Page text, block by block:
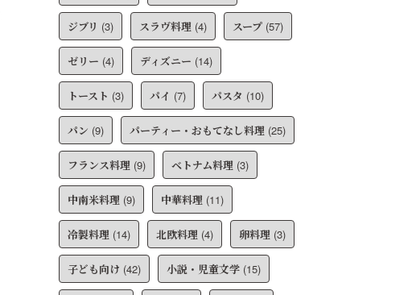
ジブリ (3) スラヴ料理 (4) スープ (57)
ゼリー (4) ディズニー (14)
トースト (3) パイ (7) パスタ (10)
パン (9) パーティー・おもてなし料理 (25)
フランス料理 (9) ベトナム料理 (3)
中南米料理 (9) 中華料理 (11)
冷製料理 (14) 北欧料理 (4) 卵料理 (3)
子ども向け (42) 小説・児童文学 (15)